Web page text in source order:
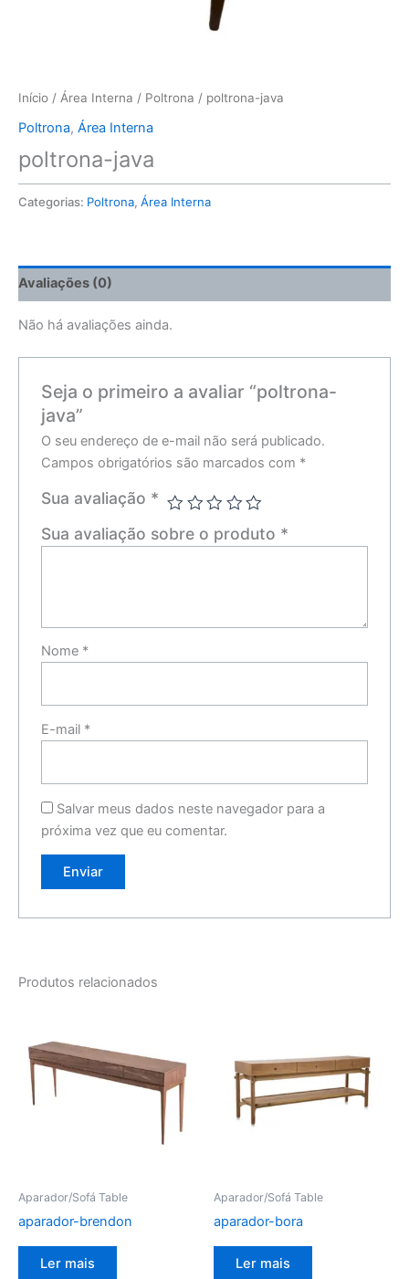
Início / Área Interna / Poltrona / poltrona-java
Poltrona, Área Interna
poltrona-java
Categorias: Poltrona, Área Interna
Avaliações (0)
Não há avaliações ainda.
Seja o primeiro a avaliar “poltrona-
java”
O seu endereço de e-mail não será publicado.
Campos obrigatórios são marcados com *
Sua avaliação *
Sua avaliação sobre o produto *
Nome *
E-mail *
Salvar meus dados neste navegador para a
próxima vez que eu comentar.
Produtos relacionados
Aparador/Sofá Table
aparador-brendon
Ler mais
Aparador/Sofá Table
aparador-bora
Ler mais